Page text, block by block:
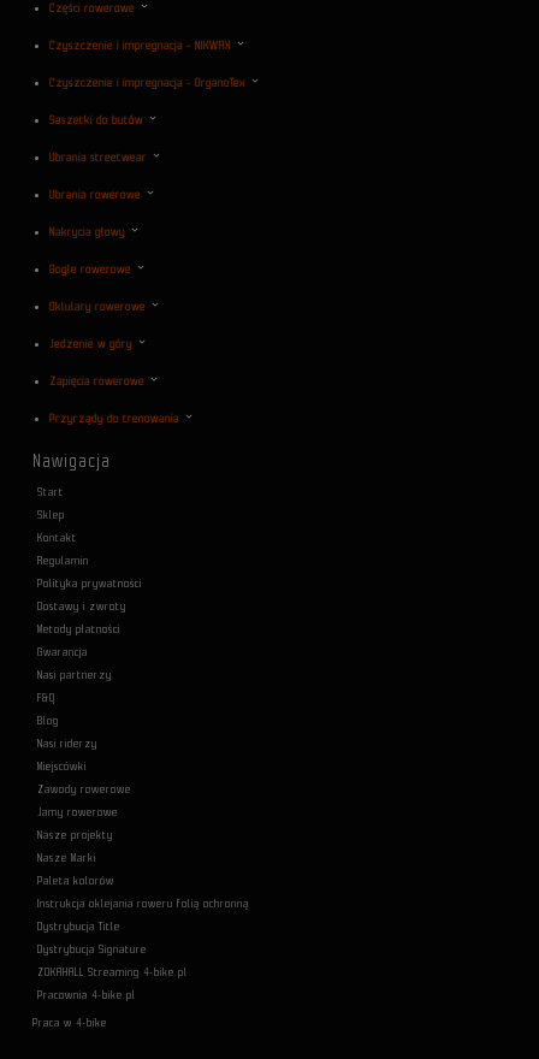
Części rowerowe
Czyszczenie i impregnacja - NIKWAX
Czyszczenie i impregnacja - OrganoTex
Saszetki do butów
Ubrania streetwear
Ubrania rowerowe
Nakrycia głowy
Gogle rowerowe
Oklulary rowerowe
Jedzenie w góry
Zapięcia rowerowe
Przyrządy do trenowania
Nawigacja
Start
Sklep
Kontakt
Regulamin
Polityka prywatności
Dostawy i zwroty
Metody płatności
Gwarancja
Nasi partnerzy
F&Q
Blog
Nasi riderzy
Miejscówki
Zawody rowerowe
Jamy rowerowe
Nasze projekty
Nasze Marki
Paleta kolorów
Instrukcja oklejania roweru folią ochronną
Dystrybucja Title
Dystrybucja Signature
ZOKAHALL Streaming 4-bike.pl
Pracownia 4-bike.pl
Praca w 4-bike